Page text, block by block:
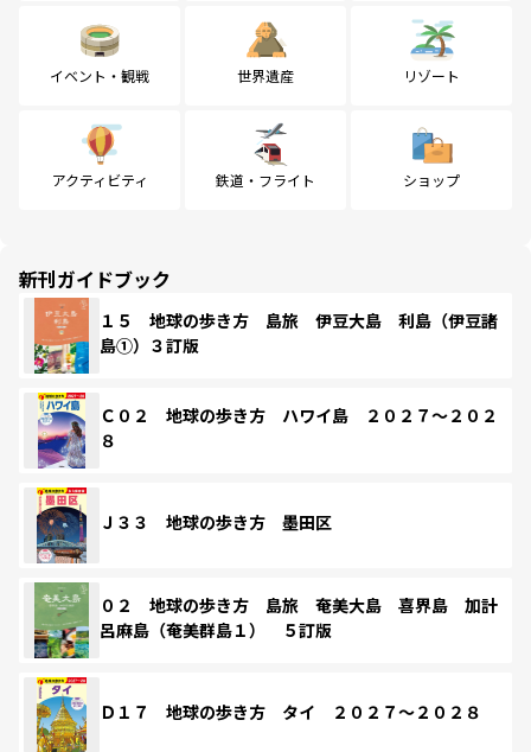
イベント・観戦 世界遺産 リゾート
アクティビティ 鉄道・フライト ショップ
新刊ガイドブック
１５ 地球の歩き方 島旅 伊豆大島 利島（伊豆諸
島①）３訂版
Ｃ０２ 地球の歩き方 ハワイ島 ２０２７～２０２
８
Ｊ３３ 地球の歩き方 墨田区
０２ 地球の歩き方 島旅 奄美大島 喜界島 加計
呂麻島（奄美群島１） ５訂版
Ｄ１７ 地球の歩き方 タイ ２０２７～２０２８